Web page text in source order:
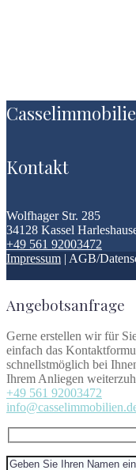
Kontakt
Wolfhager Str. 285
34128 Kassel
+49 561 92003472
Impressum | AGB/
Angebotsanfrage
Gerne erstellen wir für
einfach das
schnellstmöglich bei
Ihrem Anliegen
+49 561 92003472